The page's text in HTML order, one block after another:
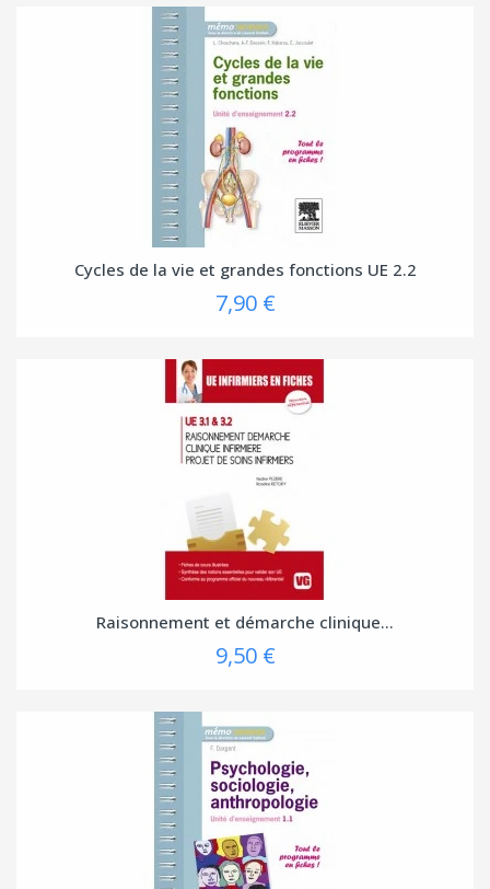
Cycles de la vie et grandes fonctions UE 2.2
7,90 €
Raisonnement et démarche clinique...
9,50 €